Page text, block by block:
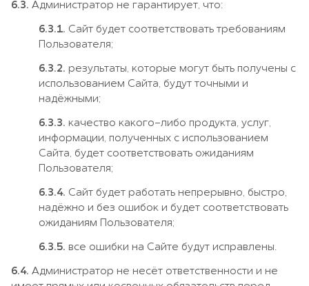
6.3. Администратор не гарантирует, что:
6.3.1. Сайт будет соответствовать требованиям
Пользователя;
6.3.2. результаты, которые могут быть получены с
использованием Сайта, будут точными и
надёжными;
6.3.3. качество какого-либо продукта, услуг,
информации, полученных с использованием
Сайта, будет соответствовать ожиданиям
Пользователя;
6.3.4. Сайт будет работать непрерывно, быстро,
надёжно и без ошибок и будет соответствовать
ожиданиям Пользователя;
6.3.5. все ошибки на Сайте будут исправлены.
6.4. Администратор не несёт ответственности и не